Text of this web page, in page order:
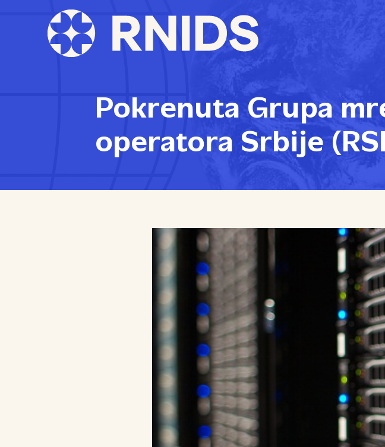
Pokrenuta Grupa
operatora Srbije